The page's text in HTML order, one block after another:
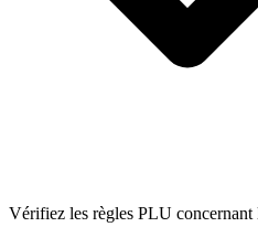
Vérifiez les règles PLU concernant